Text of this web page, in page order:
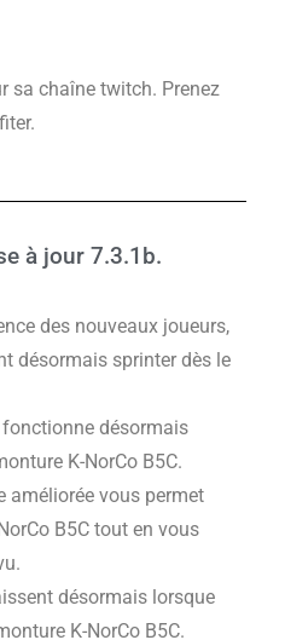
sa chaîne twitch. Prenez
à jour 7.3.1b.
des nouveaux joueurs,
désormais sprinter dès le
désormais
K-NorCo B5C.
améliorée vous permet
B5C tout en vous
désormais lorsque
K-NorCo B5C.